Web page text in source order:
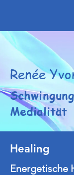
Renée
Medialität
Healing
Energetische